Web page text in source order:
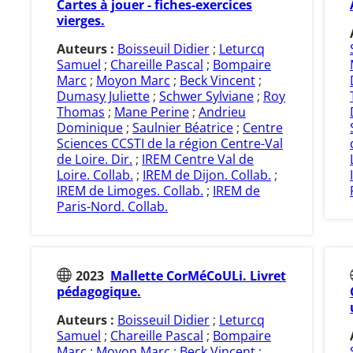
Cartes à jouer - fiches-exercices
vierges.
Auteurs : Boisseuil Didier ; Leturcq
Samuel ; Chareille Pascal ; Bompaire
Marc ; Moyon Marc ; Beck Vincent ;
Dumasy Juliette ; Schwer Sylviane ; Roy
Thomas ; Mane Perine ; Andrieu
Dominique ; Saulnier Béatrice ; Centre
Sciences CCSTI de la région Centre-Val
de Loire. Dir. ; IREM Centre Val de
Loire. Collab. ; IREM de Dijon. Collab. ;
IREM de Limoges. Collab. ; IREM de
Paris-Nord. Collab.
2023 Mallette CorMéCoULi. Livret
pédagogique.
Auteurs : Boisseuil Didier; Leturcq
Samuel ; Chareille Pascal ; Bompaire